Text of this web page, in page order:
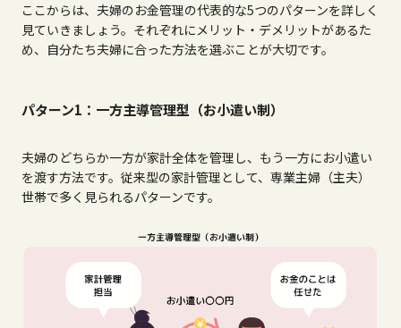
ここからは、夫婦のお金管理の代表的な5つのパターンを詳しく
見ていきましょう。それぞれにメリット・デメリットがあるた
め、自分たち夫婦に合った方法を選ぶことが大切です。
パターン1：一方主導管理型（お小遣い制）
夫婦のどちらか一方が家計全体を管理し、もう一方にお小遣い
を渡す方法です。従来型の家計管理として、専業主婦（主夫）
世帯で多く見られるパターンです。